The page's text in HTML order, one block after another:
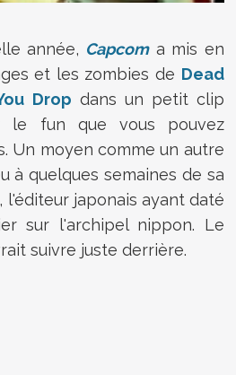
année, Capcoma mis en
et les zombies de Dead
Drop dans un petit clip
le fun que vous pouvez
Un moyen comme un autre
à quelques semaines de sa
l'éditeur japonais ayant daté
sur l'archipel nippon. Le
suivre juste derrière.